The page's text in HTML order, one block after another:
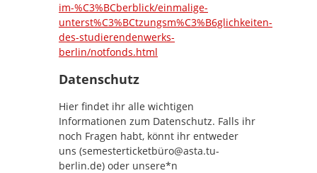
im-%C3%BCberblick/einmalige-
unterst%C3%BCtzungsm%C3%B6glichkeiten-
des-studierendenwerks-
berlin/notfonds.html
Datenschutz
Hier findet ihr alle wichtigen
Informationen zum Datenschutz. Falls ihr
noch Fragen habt, könnt ihr entweder
uns (semesterticketbüro@asta.tu-
berlin.de) oder unsere*n